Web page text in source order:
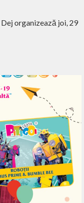
organizează joi, 29